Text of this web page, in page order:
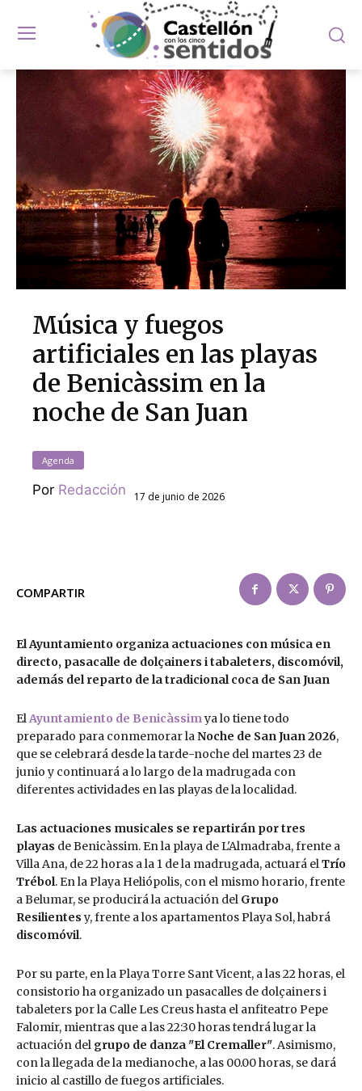
Música y fuegos
artificiales en las playas
de Benicàssim en la
noche de San Juan
Agenda
Por Redacción 17 de junio de 2026
COMPARTIR
El Ayuntamiento organiza actuaciones con música en
directo, pasacalle de dolçainers i tabaleters, discomóvil,
además del reparto de la tradicional coca de San Juan
ElAyuntamiento de Benicàssimya lo tiene todo
preparado para conmemorar laNoche de San Juan 2026,
que se celebrará desde la tarde-noche del martes 23 de
junio y continuará a lo largo de la madrugada con
diferentes actividades en las playas de la localidad.
Las actuaciones musicales se repartirán por tres
playas de Benicàssim. En la playa de L'Almadraba, frente a
Villa Ana, de 22 horas a la 1 de la madrugada, actuará elTrío
Trébol. En la Playa Heliópolis, con el mismo horario, frente
a Belumar, se producirá la actuación del Grupo
Resilientesy, frente a los apartamentos Playa Sol, habrá
discomóvil.
Por su parte, en la Playa Torre Sant Vicent, a las 22 horas, el
consistorio ha organizado un pasacalles de dolçainers i
tabaleters por la Calle Les Creus hasta el anfiteatro Pepe
Falomir, mientras que a las 22:30 horas tendrá lugar la
actuación del grupo de danza "El Cremaller". Asimismo,
con la llegada de la medianoche, a las 00.00 horas, se dará
inicio al castillo de fuegos artificiales.